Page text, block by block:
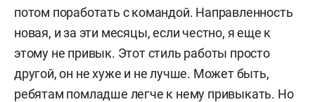
потом поработать с командой. Направленность
новая, и за эти месяцы, если честно, я еще к
этому не привык. Этот стиль работы просто
другой, он не хуже и не лучше. Может быть,
ребятам помладше легче к нему привыкать. Но